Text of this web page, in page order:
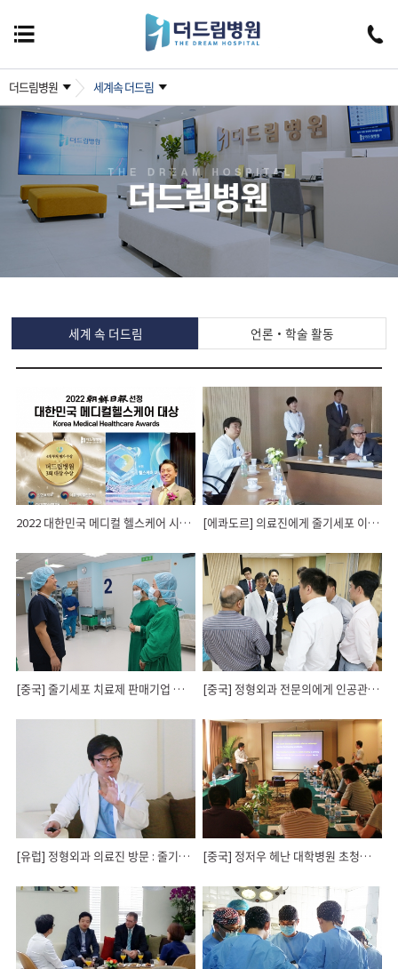
더드림병원 세계속 더드림
세계 속 더드림 언론·학술 활동
2022 대한민국 메디컬 헬스케어 시상식 [에콰도르] 의료진에게 줄기세포 이식 의료기술 교육
[중국] 줄기세포 치료제 판매기업 초청 팸투어 실시 [중국] 정형외과 전문의에게 인공관절수술 최신기법 교육
[유럽] 정형외과 의료진 방문 : 줄기세포 이식수술 강연 [중국] 정저우 헤난 대학병원 초청으로 인공관절 수술 강연